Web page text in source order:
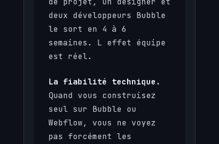
deux développeurs Bubble
le sort en 4 à 6
semaines. L effet équipe
est réel.
La fiabilité technique.
Quand vous construisez
seul sur Bubble ou
Webflow, vous ne voyez
pas forcément les